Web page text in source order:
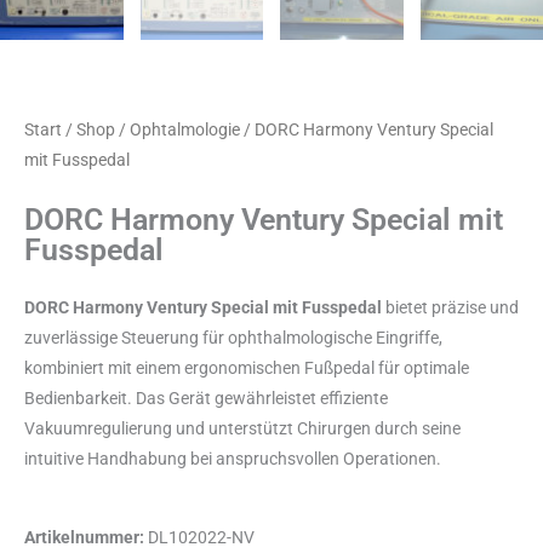
Start / Shop / Ophtalmologie/ DORC Harmony Ventury Special
mit Fusspedal
DORC Harmony Ventury Special mit
Fusspedal
DORC Harmony Ventury Special mit Fusspedal
bietet präzise und
zuverlässige Steuerung für ophthalmologische Eingriffe,
kombiniert mit einem ergonomischen Fußpedal für optimale
Bedienbarkeit. Das Gerät gewährleistet effiziente
Vakuumregulierung und unterstützt Chirurgen durch seine
intuitive Handhabung bei anspruchsvollen Operationen.
Artikelnummer: DL102022-NV